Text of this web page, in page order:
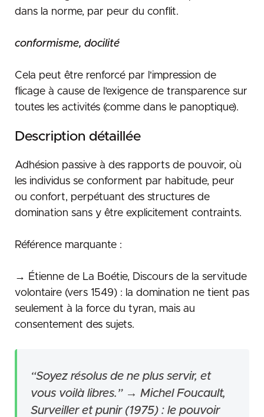
Multitâches
Injonction : adaptez-vous !
Numérisation à outrance
dans la norme, par peur du conflit.
conformisme, docilité
Cela peut être renforcé par l'impression de
flicage à cause de l’exigence de transparence sur
toutes les activités (comme dans le panoptique).
Description détaillée
Adhésion passive à des rapports de pouvoir, où
les individus se conforment par habitude, peur
ou confort, perpétuant des structures de
domination sans y être explicitement contraints.
Référence marquante :
→ Étienne de La Boétie, Discours de la servitude
volontaire (vers 1549) : la domination ne tient pas
seulement à la force du tyran, mais au
consentement des sujets.
“Soyez résolus de ne plus servir, et
vous voilà libres.” → Michel Foucault,
Surveiller et punir (1975) : le pouvoir